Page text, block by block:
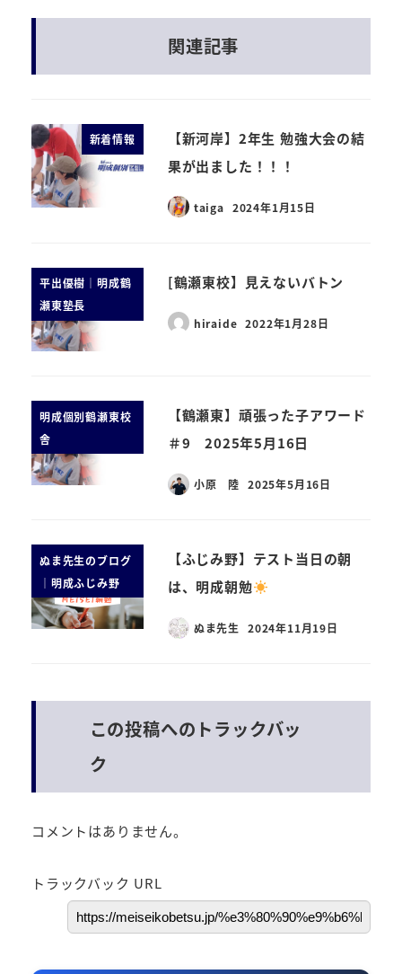
関連記事
新着情報
【新河岸】2年生 勉強大会の結
果が出ました！！！
taiga 2024年1月15日
平出優樹｜明成鶴
瀬東塾長
[鶴瀬東校】見えないバトン
hiraide 2022年1月28日
明成個別鶴瀬東校
舎
【鶴瀬東】頑張った子アワード
＃9 2025年5月16日
小原 陸 2025年5月16日
ぬま先生のブログ
｜明成ふじみ野
【ふじみ野】テスト当日の朝
は、明成朝勉
ぬま先生 2024年11月19日
この投稿へのトラックバッ
ク
コメントはありません。
トラックバック URL